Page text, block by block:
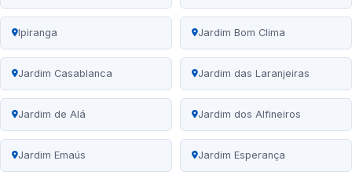
Ipiranga Jardim Bom Clima
Jardim Casablanca Jardim das Laranjeiras
Jardim de Alá Jardim dos Alfineiros
Jardim Emaús Jardim Esperança